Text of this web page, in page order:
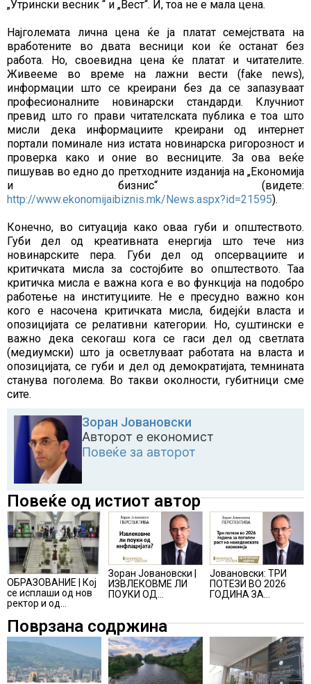
„Утрински весник “ и „Вест“. И, тоа не е мала цена.
Најголемата лична цена ќе ја платат семејствата на
вработените во двата весници кои ќе останат без
работа. Но, своевидна цена ќе платат и читателите.
Живееме во време на лажни вести (fake news),
информации што се креирани без да се запазуваат
професионалните новинарски стандарди. Клучниот
превид што го прави читателската публика е тоа што
мисли дека информациите креирани од интернет
портали поминале низ истата новинарска ригорозност и
проверка како и оние во весниците. За ова веќе
пишував во едно до претходните изданија на „Економија
и бизнис“ (видете:
http://www.ekonomijaibiznis.mk/News.aspx?id=21595).
Конечно, во ситуација како оваа губи и општеството.
Губи дел од креативната енергија што тече низ
новинарските пера. Губи дел од опсервациите и
критичката мисла за состојбите во општеството. Таа
критичка мисла е важна кога е во функција на подобро
работење на институциите. Не е пресудно важно кон
кого е насочена критичката мисла, бидејќи власта и
опозицијата се релативни категории. Но, суштински е
важно дека секогаш кога се гаси дел од светлата
(медиумски) што ја осветлуваат работата на власта и
опозицијата, се губи и дел од демократијата, темнината
станува поголема. Во такви околности, губитници сме
сите.
Зоран Јовановски
Авторот е економист
Повеќе за авторот
Повеќе од истиот автор
ОБРАЗОВАНИЕ | Кој
се исплаши од нов
ректор и од
Зоран Јовановски |
ИЗВЛЕКОВМЕ ЛИ
ПОУКИ ОД
Јовановски: ТРИ
ПОТЕЗИ ВО 2026
ГОДИНА ЗА
ЕКОНОМИЈА
Поврзана содржина